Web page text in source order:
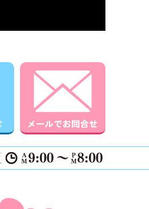
電話でお問合せ